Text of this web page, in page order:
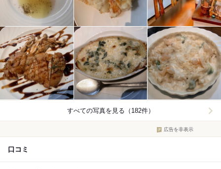
すべての写真を見る（182件）
広告を非表示
口コミ